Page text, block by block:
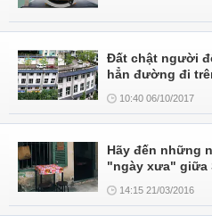
Đất chật người
hẳn đường đi
10:40 06/10/2017
Hãy đến những
"ngày xưa" giữa
14:15 21/03/2016